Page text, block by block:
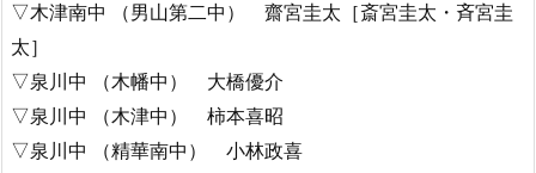
▽木津南中 （男山第二中） 齋宮圭太［斎宮圭太・斉宮圭
太］
▽泉川中 （木幡中） 大橋優介
▽泉川中 （木津中） 柿本喜昭
▽泉川中 （精華南中） 小林政喜